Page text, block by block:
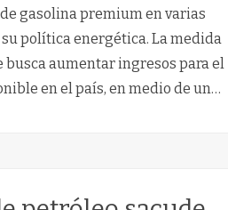
“superpremium”
doble
precio
gasolina premium en varias
política energética. La medida
aumentar ingresos para el
en el país, en medio de un…